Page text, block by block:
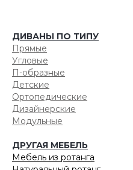
ДИВАНЫ ПО ТИПУ
Прямые
Угловые
П-образные
Детские
Ортопедические
Дизайнерские
Модульные
ДРУГАЯ МЕБЕЛЬ
Мебель из ротанга